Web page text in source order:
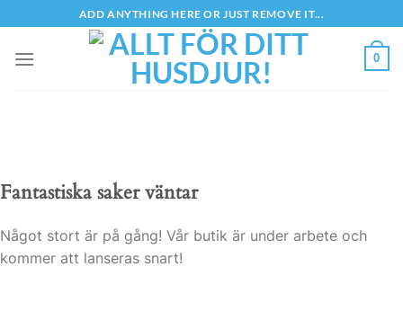
to
content
ADD ANYTHING HERE OR JUST REMOVE IT...
0
Fantastiska saker väntar
Något stort är på gång! Vår butik är under arbete och
kommer att lanseras snart!